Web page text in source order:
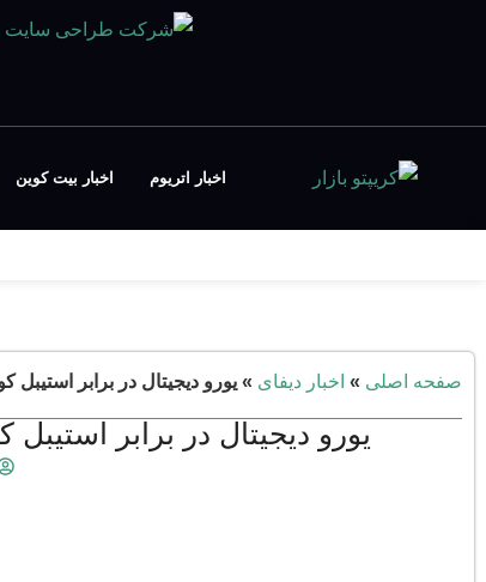
اخبار اتریوم اخبار بیت کوین
صفحه اصلی » اخبار دیفای » یورو دیجیتال در برابر استیبل
یورو دیجیتال در برابر